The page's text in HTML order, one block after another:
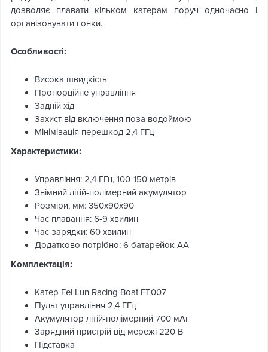
дозволяє плавати кільком катерам поруч одночасно і
організовувати гонки.
Особливості:
Висока швидкість
Пропорційне управління
Задній хід
Захист від включення поза водоймою
Мінімізація перешкод 2,4 ГГц
Характеристики:
Управління: 2,4 ГГц, 100-150 метрів
Знімний літій-полімерний акумулятор
Розміри, мм: 350х90х90
Час плавання: 6-9 хвилин
Час зарядки: 60 хвилин
Додатково потрібно: 6 батарейок АА
Комплектація:
Катер Fei Lun Racing Boat FT007
Пульт управління 2,4 ГГц
Акумулятор літій-полімерний 700 мАг
Зарядний пристрій від мережі 220 В
Підставка